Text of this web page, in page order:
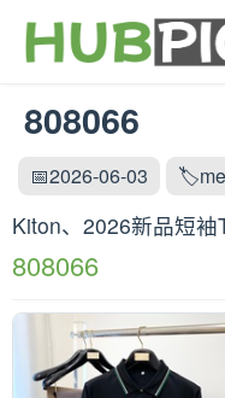
808066
📅2026-06-03
Kiton、2026新品短
808066